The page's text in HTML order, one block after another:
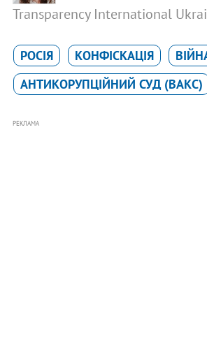
Transparency International
РОСІЯ КОНФІСКАЦІЯ
АНТИКОРУПЦІЙНИЙ СУД (ВАКС)
РЕКЛАМА